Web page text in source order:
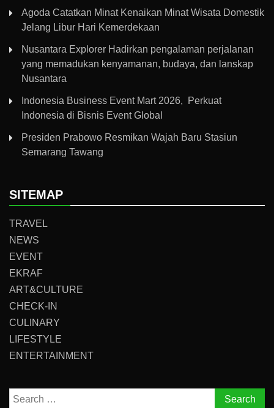
Agoda Catatkan Minat Kenaikan Minat Wisata Domestik
Jelang Libur Hari Kemerdekaan
Nusantara Explorer Hadirkan pengalaman perjalanan
yang memadukan kenyamanan, budaya, dan lanskap
Nusantara
Indonesia Business Event Mart 2026, Perkuat
Indonesia di Bisnis Event Global
Presiden Prabowo Resmikan Wajah Baru Stasiun
Semarang Tawang
SITEMAP
TRAVEL
NEWS
EVENT
EKRAF
ART&CULTURE
CHECK-IN
CULINARY
LIFESTYLE
ENTERTAINMENT
Search